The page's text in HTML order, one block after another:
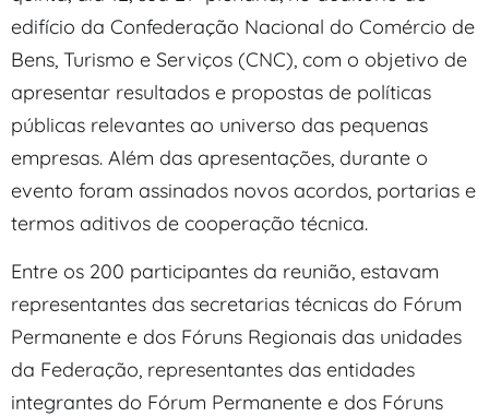
edifício da Confederação Nacional do Comércio de
Bens, Turismo e Serviços (CNC), com o objetivo de
apresentar resultados e propostas de políticas
públicas relevantes ao universo das pequenas
empresas. Além das apresentações, durante o
evento foram assinados novos acordos, portarias e
termos aditivos de cooperação técnica.
Entre os 200 participantes da reunião, estavam
representantes das secretarias técnicas do Fórum
Permanente e dos Fóruns Regionais das unidades
da Federação, representantes das entidades
integrantes do Fórum Permanente e dos Fóruns